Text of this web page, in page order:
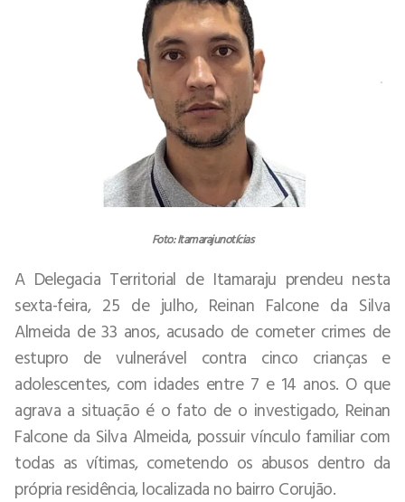
Foto: Itamarajunotícias
A Delegacia Territorial de Itamaraju prendeu nesta
sexta-feira, 25 de julho, Reinan Falcone da Silva
Almeida de 33 anos, acusado de cometer crimes de
estupro de vulnerável contra cinco crianças e
adolescentes, com idades entre 7 e 14 anos. O que
agrava a situação é o fato de o investigado, Reinan
Falcone da Silva Almeida, possuir vínculo familiar com
todas as vítimas, cometendo os abusos dentro da
própria residência, localizada no bairro Corujão.